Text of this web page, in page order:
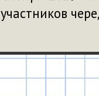
участников